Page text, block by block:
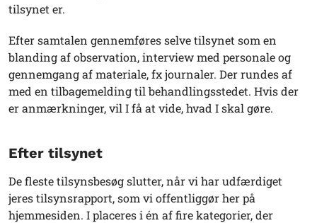
tilsynet er.
Efter samtalen gennemføres selve tilsynet som en
blanding af observation, interview med personale og
gennemgang af materiale, fx journaler. Der rundes af
med en tilbagemelding til behandlingsstedet. Hvis der
er anmærkninger, vil I få at vide, hvad I skal gøre.
Efter tilsynet
De fleste tilsynsbesøg slutter, når vi har udfærdiget
jeres tilsynsrapport, som vi offentliggør her på
hjemmesiden. I placeres i én af fire kategorier, der